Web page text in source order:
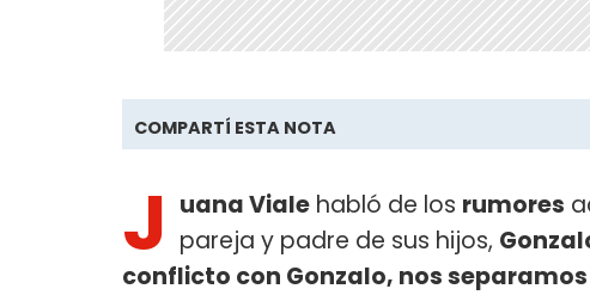
COMPARTÍ ESTA NOTA
J uana Viale habló de los rumores
pareja y padre de sus hijos,
conflicto con Gonzalo, nos